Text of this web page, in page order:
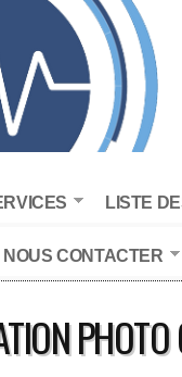
LISTE
NOUS CONTACTER
PHOTO